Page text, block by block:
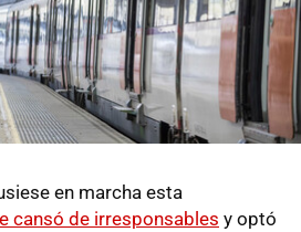
en marcha esta
cansó de irresponsables y optó